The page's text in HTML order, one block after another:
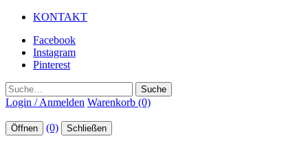
KONTAKT
Facebook
Instagram
Pinterest
Suche
Login / Anmelden Warenkorb (0)
Öffnen (0) Schließen